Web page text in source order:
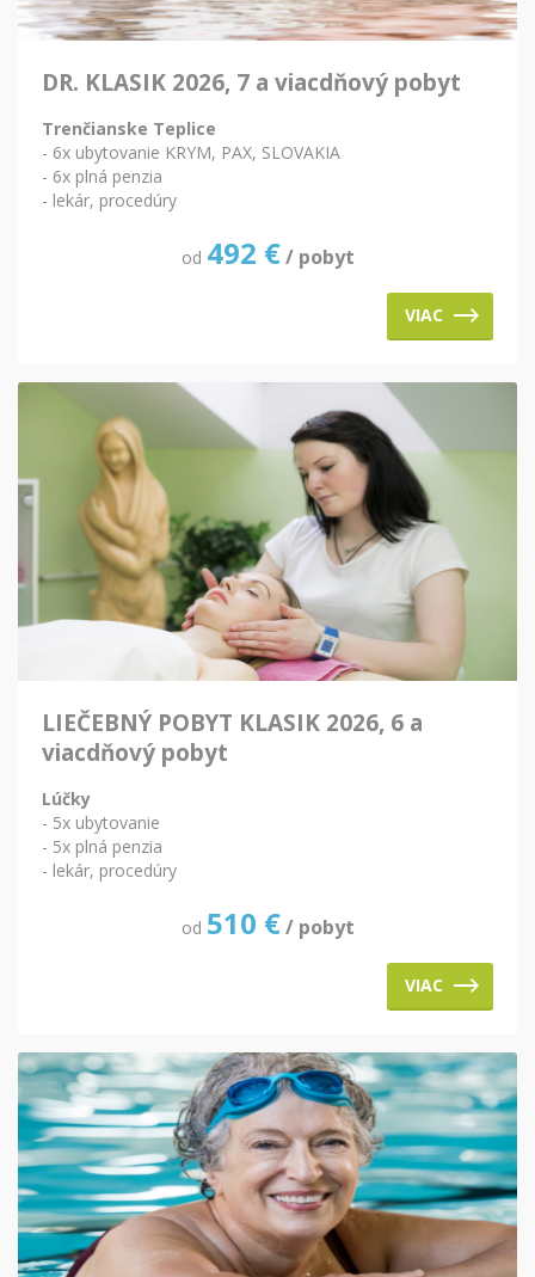
DR. KLASIK 2026, 7 a viacdňový pobyt
Trenčianske Teplice
- 6x ubytovanie KRYM, PAX, SLOVAKIA
- 6x plná penzia
- lekár, procedúry
od 492 € / pobyt
VIAC
LIEČEBNÝ POBYT KLASIK 2026, 6 a
viacdňový pobyt
Lúčky
- 5x ubytovanie
- 5x plná penzia
- lekár, procedúry
od 510 € / pobyt
VIAC